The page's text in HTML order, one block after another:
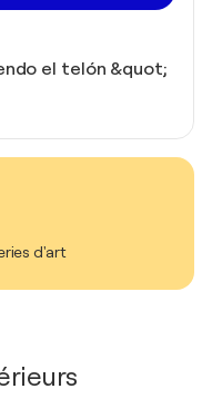
el telón &quot;
d'art